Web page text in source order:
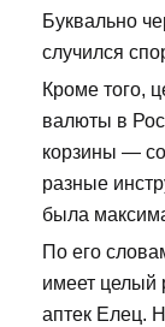
Буквально
случился
Кроме того,
валюты в
корзины —
разные
была
По его
имеет целый
аптек Елец.